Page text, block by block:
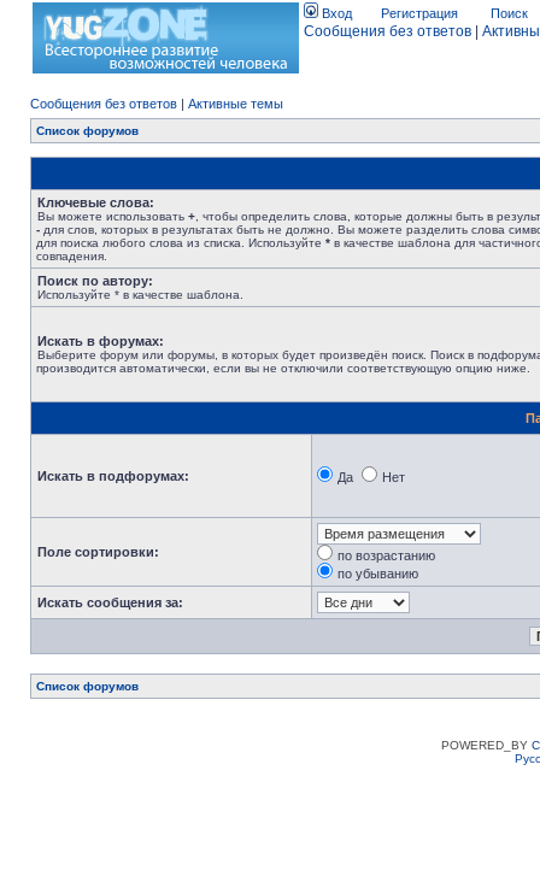
Вход Регистрация Поиск
Сообщения без ответов
Сообщения без ответов | Активные темы
Список форумов
Ключевые слова:
Вы можете использовать + , чтобы определить слова, которые должны быть в
- для слов, которых в результатах быть не должно. Вы можете разделить слова
для поиска любого слова из списка. Используйте * в качестве шаблона для
совпадения.
Поиск по автору:
Используйте * в качестве шаблона.
Искать в форумах:
Выберите форум или форумы, в которых будет произведён поиск. Поиск в
производится автоматически, если вы не отключили соответствующую опцию ниже.
Искать в подфорумах: Да Нет
Поле сортировки:
по возрастанию
по убыванию
Искать сообщения за:
Список форумов
POWERED_BY